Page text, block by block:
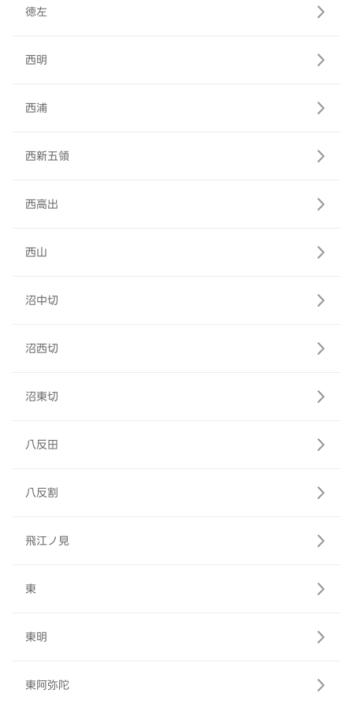
徳左
西明
西浦
西新五領
西高出
西山
沼中切
沼西切
沼東切
八反田
八反割
飛江ノ見
東
東明
東阿弥陀